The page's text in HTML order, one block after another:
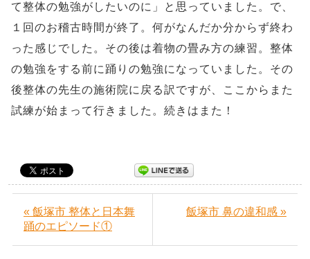
て整体の勉強がしたいのに」と思っていました。で、
１回のお稽古時間が終了。何がなんだか分からず終わ
った感じでした。その後は着物の畳み方の練習。整体
の勉強をする前に踊りの勉強になっていました。その
後整体の先生の施術院に戻る訳ですが、ここからまた
試練が始まって行きました。続きはまた！
« 飯塚市 整体と日本舞
踊のエピソード①
飯塚市 鼻の違和感 »